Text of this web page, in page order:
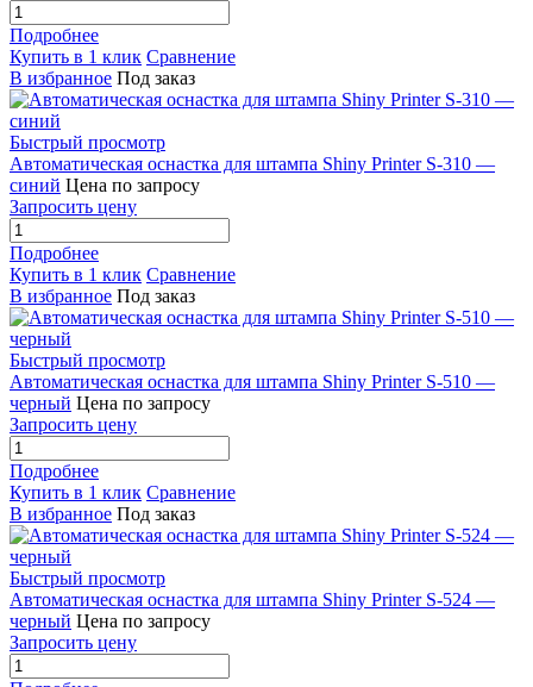
Подробнее
Купить в 1 клик Сравнение
В избранное Под заказ
Быстрый просмотр
Автоматическая оснастка для штампа Shiny Printer S-310 —
cиний Цена по запросу
Запросить цену
Подробнее
Купить в 1 клик Сравнение
В избранное Под заказ
Быстрый просмотр
Автоматическая оснастка для штампа Shiny Printer S-510 —
черный Цена по запросу
Запросить цену
Подробнее
Купить в 1 клик Сравнение
В избранное Под заказ
Быстрый просмотр
Автоматическая оснастка для штампа Shiny Printer S-524 —
черный Цена по запросу
Запросить цену